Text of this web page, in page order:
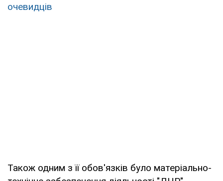
очевидців
Також одним з її обов'язків було матеріально-